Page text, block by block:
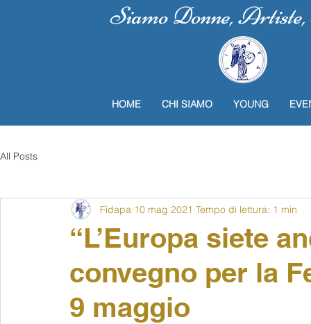
Siamo Donne,
HOME CHI SIAMO YOUNG
All Posts
“L’Europa siete
convegno per la
9 maggio
Fidapa 10 mag 2021 Tempo di lettura: 1 min